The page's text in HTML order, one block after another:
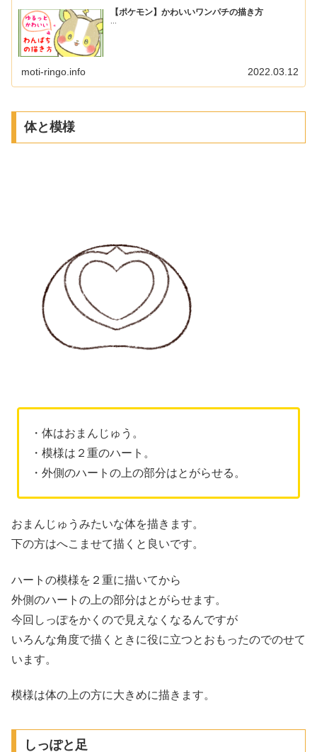
【ポケモン】かわいいワンパチの描き方
moti-ringo.info 2022.03.12
体と模様
・体はおまんじゅう。
・模様は２重のハート。
・外側のハートの上の部分はとがらせる。
おまんじゅうみたいな体を描きます。
下の方はへこませて描くと良いです。
ハートの模様を２重に描いてから
外側のハートの上の部分はとがらせます。
今回しっぽをかくので見えなくなるんですが
いろんな角度で描くときに役に立つとおもったのでのせて
います。
模様は体の上の方に大きめに描きます。
しっぽと足